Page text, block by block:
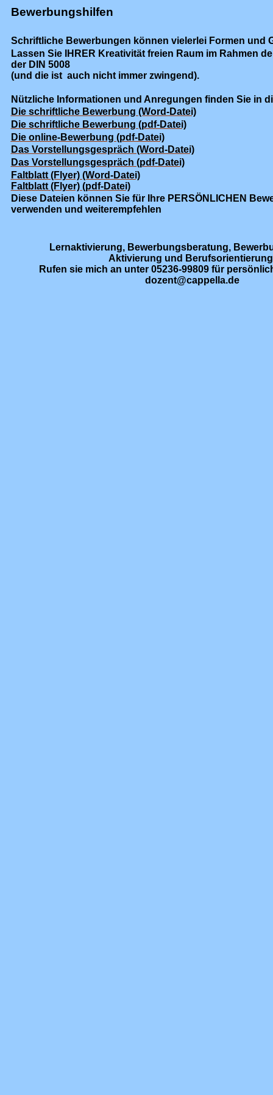
Bewerbungshilfen
Schriftliche Bewerbungen können vielerlei Formen und
Lassen Sie IHRER Kreativität freien Raum im Rahmen
der DIN 5008
(und die ist auch nicht immer zwingend).
Nützliche Informationen und Anregungen finden Sie in
Die schriftliche Bewerbung (Word-Datei)
Die schriftliche Bewerbung (pdf-Datei)
Die online-Bewerbung (pdf-Datei)
Das Vorstellungsgespräch (Word-Datei)
Das Vorstellungsgespräch (pdf-Datei)
Faltblatt (Flyer) (Word-Datei)
Faltblatt (Flyer) (pdf-Datei)
Diese Dateien können Sie für Ihre PERSÖNLICHEN
verwenden und weiterempfehlen
Lernaktivierung, Bewerbungsberatung,
Aktivierung und
Rufen sie mich an unter 05236-99809 für
dozent@cappella.de